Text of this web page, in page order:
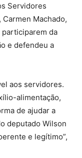
Servidores
Machado,
da
e defendeu a
aos servidores.
alimentação,
de ajudar a
deputado Wilson
e legítimo”,